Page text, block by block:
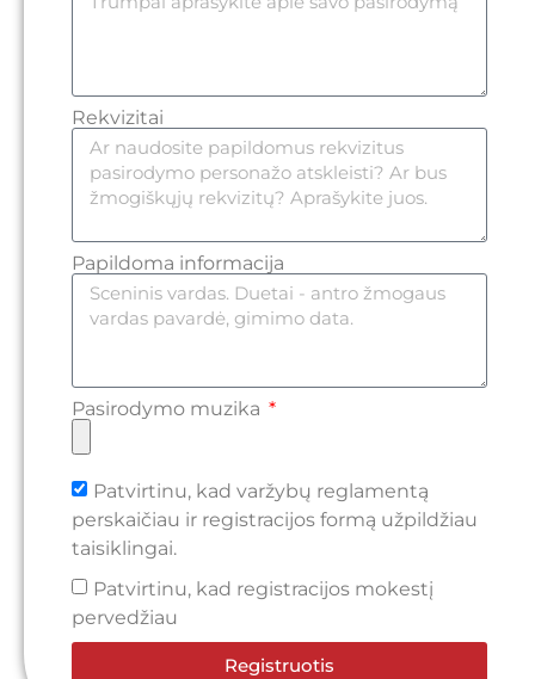
Rekvizitai
Papildoma informacija
Pasirodymo muzika
Patvirtinu, kad varžybų reglamentą
perskaičiau ir registracijos formą užpildžiau
taisiklingai.
Patvirtinu, kad registracijos mokestį
pervedžiau
Registruotis